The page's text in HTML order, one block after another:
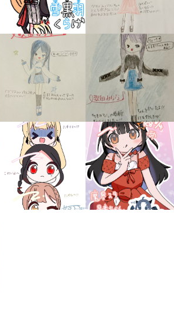
みんなの絵が
見られる
ギャラリー